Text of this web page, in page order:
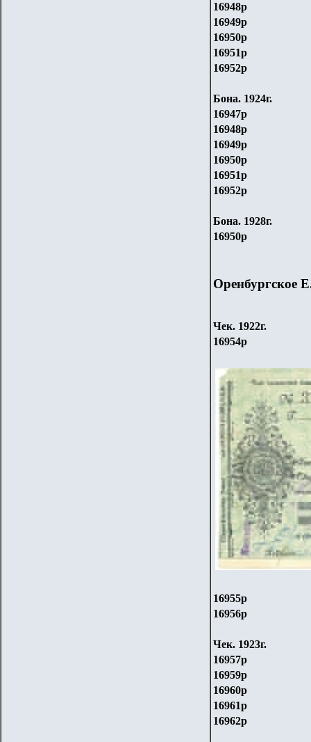
16948р
16949р
16950р
16951р
16952р
Бона. 1924г.
16947р
16948р
16949р
16950р
16951р
16952р
Бона. 1928г.
16950р
Оренбургское
Чек. 1922г.
16954р
16955р
16956р
Чек. 1923г.
16957р
16959р
16960р
16961р
16962р